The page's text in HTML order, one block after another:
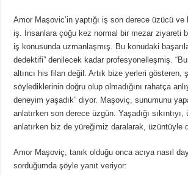
Amor Maşovic’in yaptığı iş son derece üzücü
iş. İnsanlara çoğu kez normal bir mezar ziyareti
iş konusunda uzmanlaşmış. Bu konudaki
dedektifi” denilecek kadar profesyonelleşmiş.
altıncı his filan değil. Artık bize yerleri gösteren,
söylediklerinin doğru olup olmadığını rahatça
deneyim yaşadık” diyor. Maşoviç, sunumunu
anlatırken son derece üzgün. Yaşadığı
anlatırken biz de yüreğimiz daralarak, üzüntüyle
Amor Maşoviç, tanık olduğu onca acıya nasıl
sorduğumda şöyle yanıt veriyor: